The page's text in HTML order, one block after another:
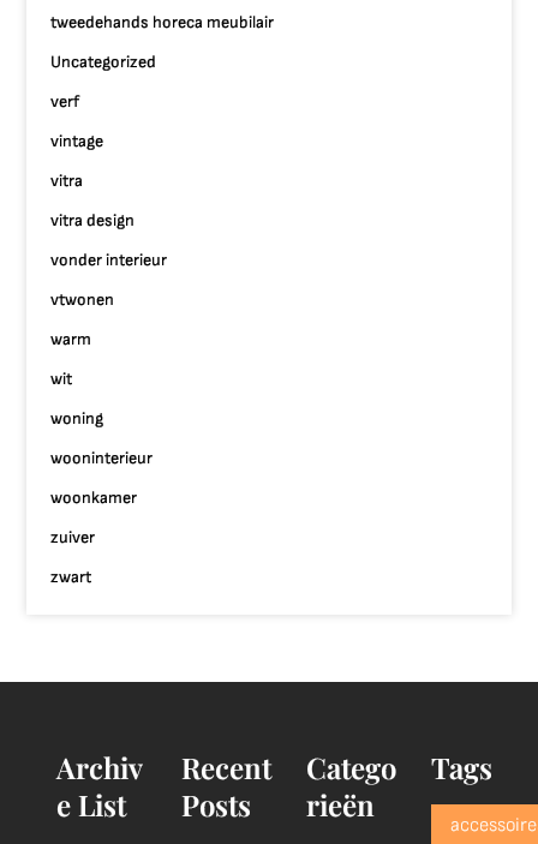
tweedehands horeca meubilair
Uncategorized
verf
vintage
vitra
vitra design
vonder interieur
vtwonen
warm
wit
woning
wooninterieur
woonkamer
zuiver
zwart
Archiv
e List
Recent
Posts
Catego
rieën
Tags